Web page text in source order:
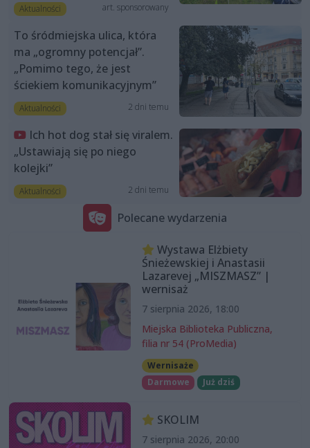
Aktualności art. sponsorowany
To śródmiejska ulica, która
ma „ogromny potencjał”.
„Pomimo tego, że jest
ściekiem komunikacyjnym”
Aktualności 2 dni temu
Ich hot dog stał się viralem.
„Ustawiają się po niego
kolejki”
Aktualności 2 dni temu
Polecane wydarzenia
Wystawa Elżbiety
Śnieżewskiej i Anastasii
Lazarevej „MISZMASZ” |
wernisaż
7 sierpnia 2026, 18:00
Miejska Biblioteka Publiczna,
filia nr 54 (ProMedia)
Wernisaże
Darmowe
Już dziś
SKOLIM
7 sierpnia 2026, 20:00